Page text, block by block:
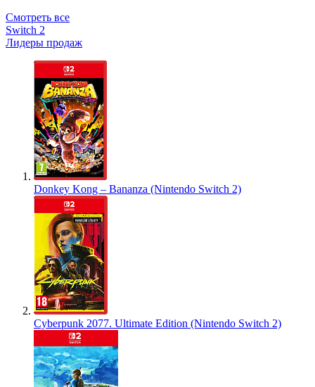
Смотреть все
Switch 2
Лидеры продаж
Donkey Kong – Bananza (Nintendo Switch 2)
Cyberpunk 2077. Ultimate Edition (Nintendo Switch 2)